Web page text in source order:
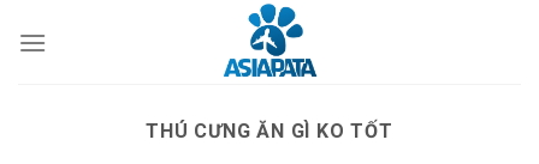
THÚ CƯNG ĂN GÌ KO TỐT